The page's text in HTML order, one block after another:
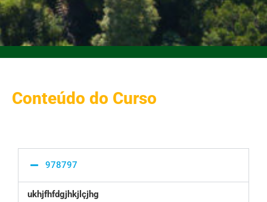
Conteúdo do Curso
978797
ukhjfhfdgjhkjlçjhg